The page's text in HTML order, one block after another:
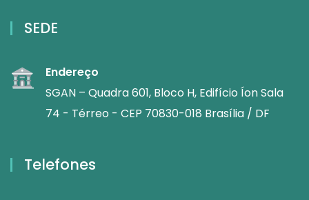
SEDE
Endereço
SGAN – Quadra 601, Bloco H, Edifício Íon Sala
74 - Térreo - CEP 70830-018 Brasília / DF
Telefones